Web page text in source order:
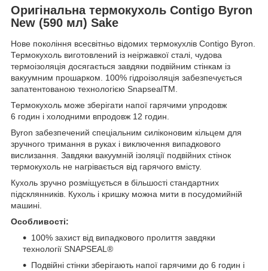
Оригінальна термокухоль Contigo Byron
New (590 мл) Sake
Нове покоління всесвітньо відомих термокухлів Contigo Byron.
Термокухоль виготовлений із неіржавкої сталі, чудова
термоізоляція досягається завдяки подвійним стінкам із
вакуумним прошарком. 100% гідроізоляція забезпечується
запатентованою технологією SnapsealTM.
Термокухоль може зберігати напої гарячими упродовж
6 годин і холодними впродовж 12 годин.
Byron забезпечений спеціальним силіконовим кільцем для
зручного тримання в руках і виключення випадкового
вислизання. Завдяки вакуумній ізоляції подвійних стінок
термокухоль не нагрівається від гарячого вмісту.
Кухоль зручно розміщується в більшості стандартних
підсклянників. Кухоль і кришку можна мити в посудомийній
машині.
Особливості:
100% захист від випадкового пролиття завдяки
технології SNAPSEAL®
Подвійні стінки зберігають напої гарячими до 6 годин і